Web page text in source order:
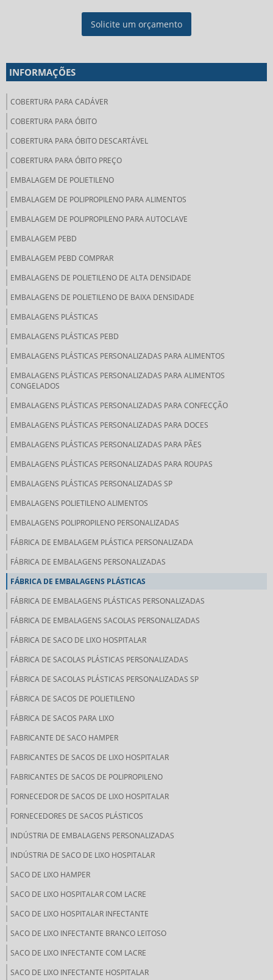
Solicite um orçamento
INFORMAÇÕES
COBERTURA PARA CADÁVER
COBERTURA PARA ÓBITO
COBERTURA PARA ÓBITO DESCARTÁVEL
COBERTURA PARA ÓBITO PREÇO
EMBALAGEM DE POLIETILENO
EMBALAGEM DE POLIPROPILENO PARA ALIMENTOS
EMBALAGEM DE POLIPROPILENO PARA AUTOCLAVE
EMBALAGEM PEBD
EMBALAGEM PEBD COMPRAR
EMBALAGENS DE POLIETILENO DE ALTA DENSIDADE
EMBALAGENS DE POLIETILENO DE BAIXA DENSIDADE
EMBALAGENS PLÁSTICAS
EMBALAGENS PLÁSTICAS PEBD
EMBALAGENS PLÁSTICAS PERSONALIZADAS PARA ALIMENTOS
EMBALAGENS PLÁSTICAS PERSONALIZADAS PARA ALIMENTOS
CONGELADOS
EMBALAGENS PLÁSTICAS PERSONALIZADAS PARA CONFECÇÃO
EMBALAGENS PLÁSTICAS PERSONALIZADAS PARA DOCES
EMBALAGENS PLÁSTICAS PERSONALIZADAS PARA PÃES
EMBALAGENS PLÁSTICAS PERSONALIZADAS PARA ROUPAS
EMBALAGENS PLÁSTICAS PERSONALIZADAS SP
EMBALAGENS POLIETILENO ALIMENTOS
EMBALAGENS POLIPROPILENO PERSONALIZADAS
FÁBRICA DE EMBALAGEM PLÁSTICA PERSONALIZADA
FÁBRICA DE EMBALAGENS PERSONALIZADAS
FÁBRICA DE EMBALAGENS PLÁSTICAS
FÁBRICA DE EMBALAGENS PLÁSTICAS PERSONALIZADAS
FÁBRICA DE EMBALAGENS SACOLAS PERSONALIZADAS
FÁBRICA DE SACO DE LIXO HOSPITALAR
FÁBRICA DE SACOLAS PLÁSTICAS PERSONALIZADAS
FÁBRICA DE SACOLAS PLÁSTICAS PERSONALIZADAS SP
FÁBRICA DE SACOS DE POLIETILENO
FÁBRICA DE SACOS PARA LIXO
FABRICANTE DE SACO HAMPER
FABRICANTES DE SACOS DE LIXO HOSPITALAR
FABRICANTES DE SACOS DE POLIPROPILENO
FORNECEDOR DE SACOS DE LIXO HOSPITALAR
FORNECEDORES DE SACOS PLÁSTICOS
INDÚSTRIA DE EMBALAGENS PERSONALIZADAS
INDÚSTRIA DE SACO DE LIXO HOSPITALAR
SACO DE LIXO HAMPER
SACO DE LIXO HOSPITALAR COM LACRE
SACO DE LIXO HOSPITALAR INFECTANTE
SACO DE LIXO INFECTANTE BRANCO LEITOSO
SACO DE LIXO INFECTANTE COM LACRE
SACO DE LIXO INFECTANTE HOSPITALAR